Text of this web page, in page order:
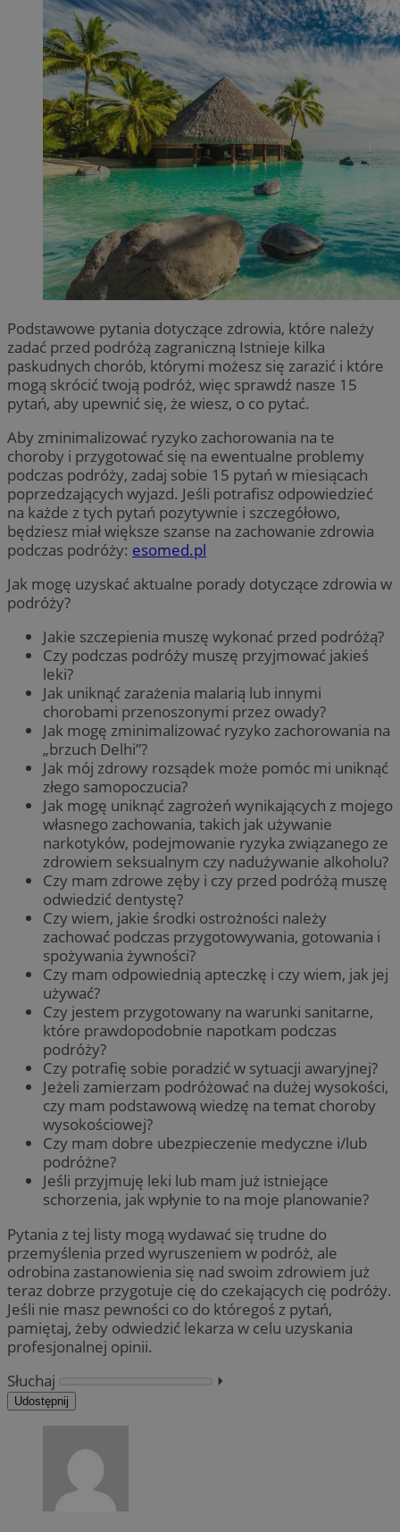
Podstawowe pytania dotyczące zdrowia, które należy
zadać przed podróżą zagraniczną Istnieje kilka
paskudnych chorób, którymi możesz się zarazić i które
mogą skrócić twoją podróż, więc sprawdź nasze 15
pytań, aby upewnić się, że wiesz, o co pytać.
Aby zminimalizować ryzyko zachorowania na te
choroby i przygotować się na ewentualne problemy
podczas podróży, zadaj sobie 15 pytań w miesiącach
poprzedzających wyjazd. Jeśli potrafisz odpowiedzieć
na każde z tych pytań pozytywnie i szczegółowo,
będziesz miał większe szanse na zachowanie zdrowia
podczas podróży: esomed.pl
Jak mogę uzyskać aktualne porady dotyczące zdrowia w
podróży?
Jakie szczepienia muszę wykonać przed podróżą?
Czy podczas podróży muszę przyjmować jakieś
leki?
Jak uniknąć zarażenia malarią lub innymi
chorobami przenoszonymi przez owady?
Jak mogę zminimalizować ryzyko zachorowania na
„brzuch Delhi”?
Jak mój zdrowy rozsądek może pomóc mi uniknąć
złego samopoczucia?
Jak mogę uniknąć zagrożeń wynikających z mojego
własnego zachowania, takich jak używanie
narkotyków, podejmowanie ryzyka związanego ze
zdrowiem seksualnym czy nadużywanie alkoholu?
Czy mam zdrowe zęby i czy przed podróżą muszę
odwiedzić dentystę?
Czy wiem, jakie środki ostrożności należy
zachować podczas przygotowywania, gotowania i
spożywania żywności?
Czy mam odpowiednią apteczkę i czy wiem, jak jej
używać?
Czy jestem przygotowany na warunki sanitarne,
które prawdopodobnie napotkam podczas
podróży?
Czy potrafię sobie poradzić w sytuacji awaryjnej?
Jeżeli zamierzam podróżować na dużej wysokości,
czy mam podstawową wiedzę na temat choroby
wysokościowej?
Czy mam dobre ubezpieczenie medyczne i/lub
podróżne?
Jeśli przyjmuję leki lub mam już istniejące
schorzenia, jak wpłynie to na moje planowanie?
Pytania z tej listy mogą wydawać się trudne do
przemyślenia przed wyruszeniem w podróż, ale
odrobina zastanowienia się nad swoim zdrowiem już
teraz dobrze przygotuje cię do czekających cię podróży.
Jeśli nie masz pewności co do któregoś z pytań,
pamiętaj, żeby odwiedzić lekarza w celu uzyskania
profesjonalnej opinii.
Słuchaj
⏵︎
Udostępnij